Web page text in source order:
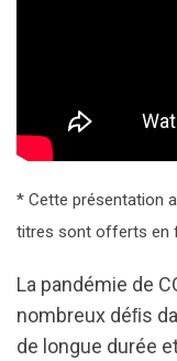
* Cette présentation
titres sont offerts en
La pandémie de
nombreux déﬁs
de longue durée